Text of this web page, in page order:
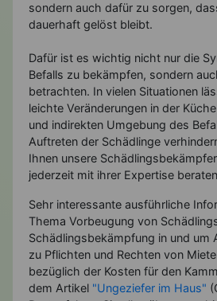
sondern auch dafür zu sorgen,
dauerhaft gelöst bleibt.
Dafür ist es wichtig nicht nur die
Befalls zu bekämpfen, sondern
betrachten. In vielen Situationen
leichte Veränderungen in der
und indirekten Umgebung des
Auftreten der Schädlinge
Ihnen unsere
jederzeit mit ihrer Expertise
Sehr interessante ausführliche
Thema Vorbeugung von
Schädlingsbekämpfung in und um
zu Pflichten und Rechten von
bezüglich der Kosten für den
dem Artikel "Ungeziefer im Haus"